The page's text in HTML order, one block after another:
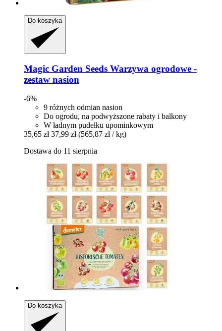
Do koszyka
Magic Garden Seeds Warzywa ogrodowe -​
zestaw nasion
-6%
9 różnych odmian nasion
Do ogrodu, na podwyższone rabaty i balkony
W ładnym pudełku upominkowym
35,65 zł 37,99 zł (565,87 zł / kg)
Dostawa do 11 sierpnia
Do koszyka